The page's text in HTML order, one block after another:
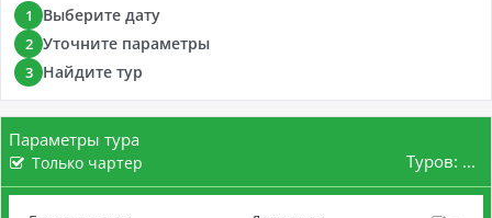
1 Выберите дату
2 Уточните параметры
3 Найдите тур
Параметры тура
Только чартер Туров: ...